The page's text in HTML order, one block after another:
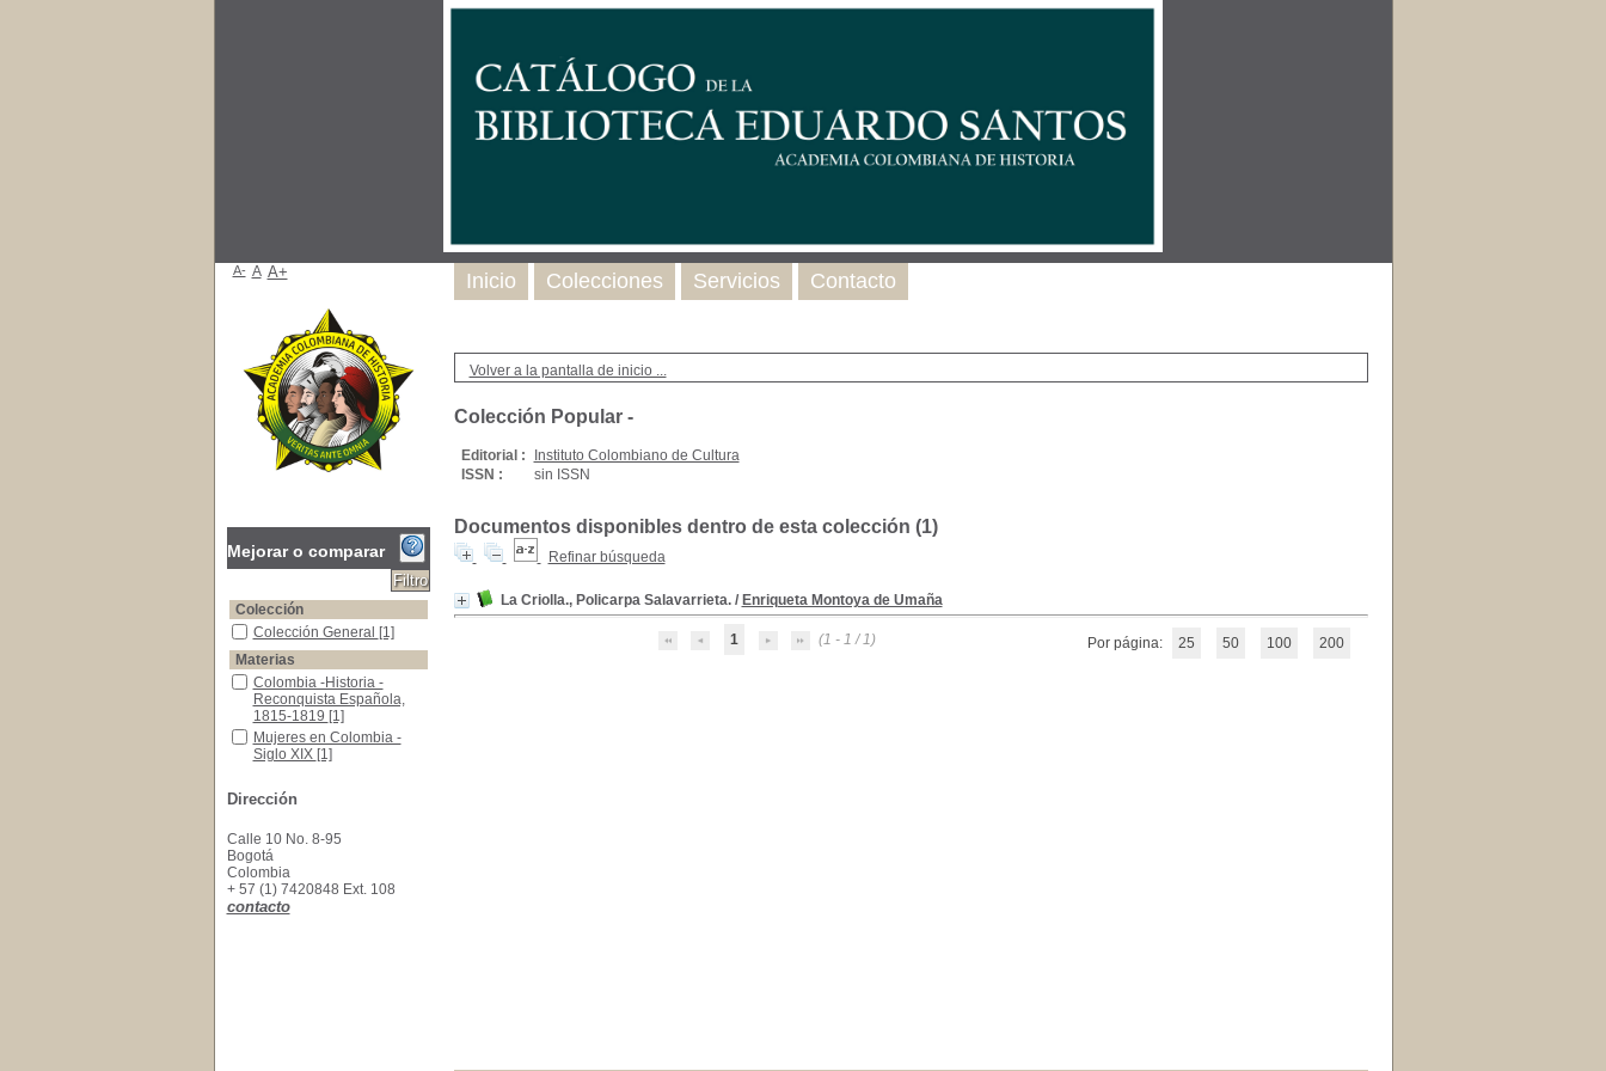
Volver a la pantalla de inicio ...
Colección Popular -
Editorial :
Instituto Colombiano de Cultura
ISSN :
sin ISSN
Documentos disponibles dentro de esta colección (1)
Refinar búsqueda
La Criolla., Policarpa Salavarrieta./ Enriqueta Montoya de Umaña
1 (1 - 1 / 1) Por página: 25 50 100 200
Inicio Colecciones Servicios Contacto
A- A A+
Mejorar o comparar
Colección
Colección General
Colección General [1]
Materias
Colombia -Historia -Reconquista Española, 1815-1819
Colombia -Historia -
Reconquista Española,
1815-1819 [1]
Mujeres en Colombia - Siglo XIX
Mujeres en Colombia -
Siglo XIX [1]
Dirección
Calle 10 No. 8-95
Bogotá
Colombia
+ 57 (1) 7420848 Ext. 108
contacto